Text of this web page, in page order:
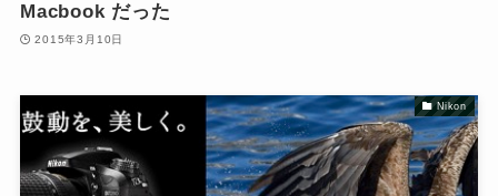
Macbook だった
2015年3月10日
Nikon